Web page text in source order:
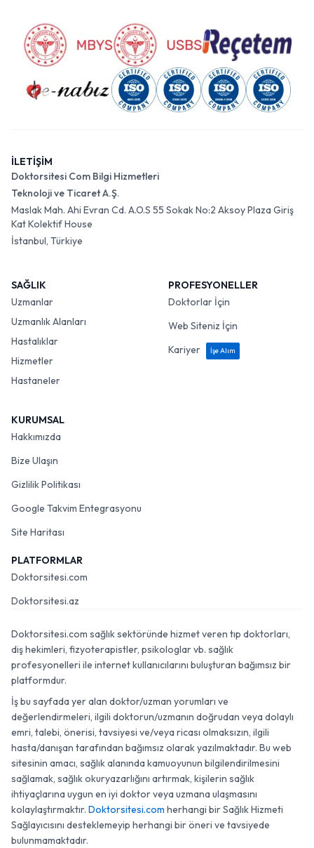
İLETİŞİM
Doktorsitesi Com Bilgi Hizmetleri
Teknoloji ve Ticaret A.Ş.
Maslak Mah. Ahi Evran Cd. A.O.S 55 Sokak No:2 Aksoy Plaza Giriş
Kat Kolektif House
İstanbul, Türkiye
SAĞLIK
Uzmanlar
Uzmanlık Alanları
Hastalıklar
Hizmetler
Hastaneler
PROFESYONELLER
Doktorlar İçin
Web Siteniz İçin
Kariyer
İşe Alım
KURUMSAL
Hakkımızda
Bize Ulaşın
Gizlilik Politikası
Google Takvim Entegrasyonu
Site Haritası
PLATFORMLAR
Doktorsitesi.com
Doktorsitesi.az
Doktorsitesi.com sağlık sektöründe hizmet veren tıp doktorları,
diş hekimleri, fizyoterapistler, psikologlar vb. sağlık
profesyonelleri ile internet kullanıcılarını buluşturan bağımsız bir
platformdur.
İş bu sayfada yer alan doktor/uzman yorumları ve
değerlendirmeleri, ilgili doktorun/uzmanın doğrudan veya dolaylı
emri, talebi, önerisi, tavsiyesi ve/veya ricası olmaksızın, ilgili
hasta/danışan tarafından bağımsız olarak yazılmaktadır. Bu web
sitesinin amacı, sağlık alanında kamuoyunun bilgilendirilmesini
sağlamak, sağlık okuryazarlığını artırmak, kişilerin sağlık
ihtiyaçlarına uygun en iyi doktor veya uzmana ulaşmasını
kolaylaştırmaktır. Doktorsitesi.com herhangi bir Sağlık Hizmeti
Sağlayıcısını desteklemeyip herhangi bir öneri ve tavsiyede
bulunmamaktadır.